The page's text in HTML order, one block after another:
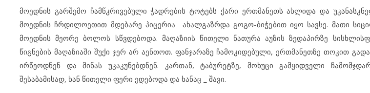
მოედნის გარშემო ჩამწკრივებული ჭადრების ტოტებს ქარი ერთმანეთს ახლიდა და
მოედნის ჩრდილოეთით მდებარე პიცერია ახალგაზრდა გოგო-ბიჭებით იყო სავსე. მათი
მოედნის მეორე ბოლოს სწვდებოდა. მაღაზიის წითელი ნათურა აუზის ზედაპირზე
წიგნების მაღაზიაში შუქი ჯერ არ აენთოთ. ფანჯარაზე ჩამოკიდებული, ერთმანეთზე თოკით
ირწეოდნენ და მინას უკაკუნებდნენ. კართან, ტაბურეტზე, მოხუცი გამყიდველი
შესაბამისად, ხან წითელი ფერი ედებოდა და ხანაც _ შავი.